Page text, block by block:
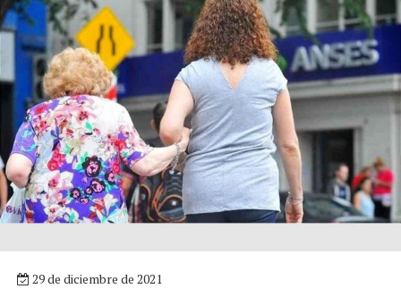
29 de diciembre de 2021